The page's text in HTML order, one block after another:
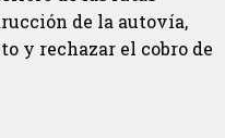
de la autovía,
y rechazar el cobro de